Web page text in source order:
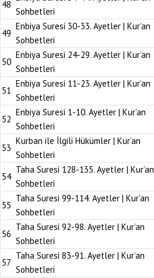
48
Sohbetleri
49
Enbiya Suresi 30-33. Ayetler | Kur’an
Sohbetleri
50
Enbiya Suresi 24-29. Ayetler | Kur’an
Sohbetleri
51
Enbiya Suresi 11-23. Ayetler | Kur’an
Sohbetleri
52
Enbiya Suresi 1-10. Ayetler | Kur’an
Sohbetleri
53
Kurban ile İlgili Hükümler | Kur’an
Sohbetleri
54
Taha Suresi 128-135. Ayetler | Kur’an
Sohbetleri
55
Taha Suresi 99-114. Ayetler | Kur’an
Sohbetleri
56
Taha Suresi 92-98. Ayetler | Kur’an
Sohbetleri
57
Taha Suresi 83-91. Ayetler | Kur’an
Sohbetleri